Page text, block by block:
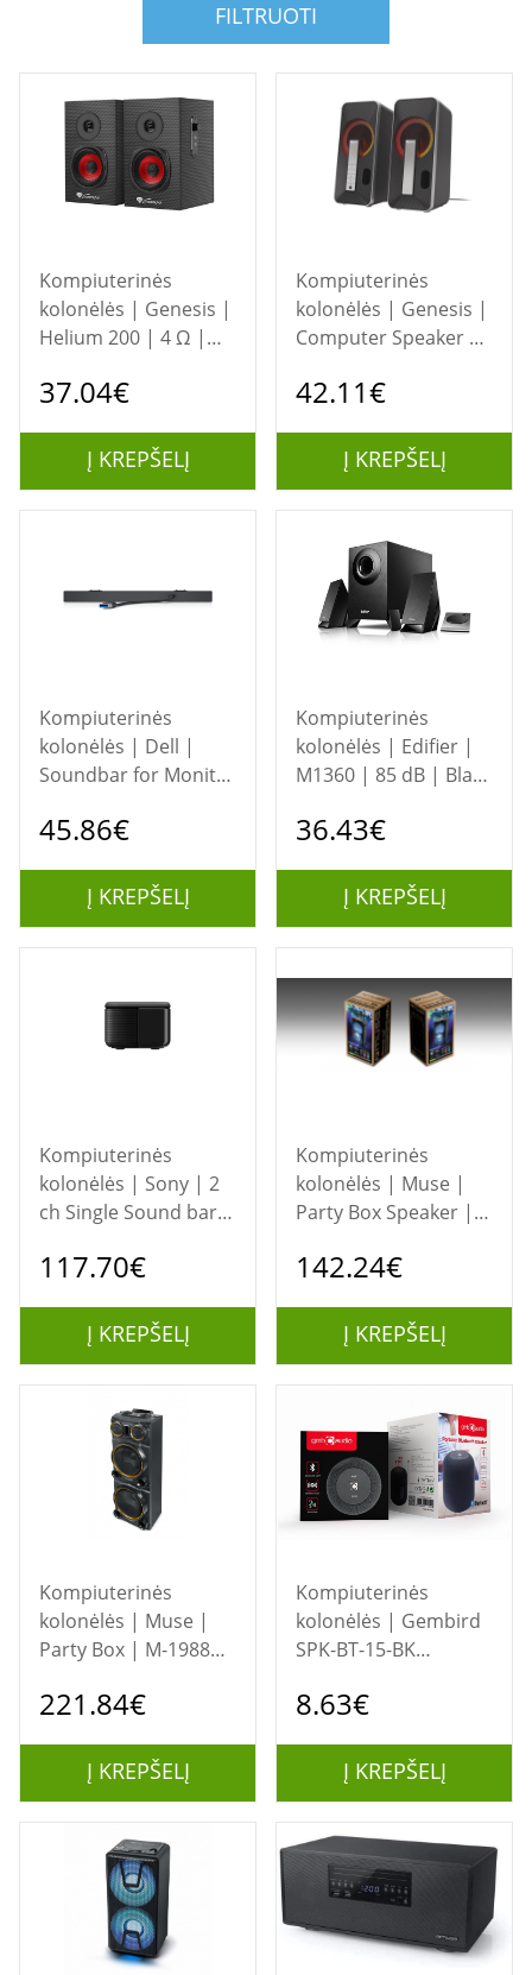
FILTRUOTI
Kompiuterinės
kolonėlės | Genesis |
Helium 200 | 4 Ω |
37.04€
Į KREPŠELĮ
Kompiuterinės
kolonėlės | Genesis |
Computer Speaker |
Bluetooth | Wireless
Silver/Black
42.11€
Į KREPŠELĮ
Kompiuterinės
kolonėlės | Dell |
Soundbar for Monitor
45.86€
Į KREPŠELĮ
Kompiuterinės
kolonėlės | Edifier |
M1360 | 85 dB | Black
36.43€
Į KREPŠELĮ
Kompiuterinės
kolonėlės | Sony | 2
ch Single Sound bar |
Bluetooth | Black
117.70€
Į KREPŠELĮ
Kompiuterinės
kolonėlės | Muse |
Party Box Speaker |
Bluetooth | Wireless
Portable | Black
142.24€
Į KREPŠELĮ
Kompiuterinės
kolonėlės | Muse |
Party Box | M-1988DJ
Wireless connection |
221.84€
Į KREPŠELĮ
Kompiuterinės
kolonėlės | Gembird
SPK-BT-15-BK
speaker, Wireless, 5
Gembird
8.63€
Į KREPŠELĮ